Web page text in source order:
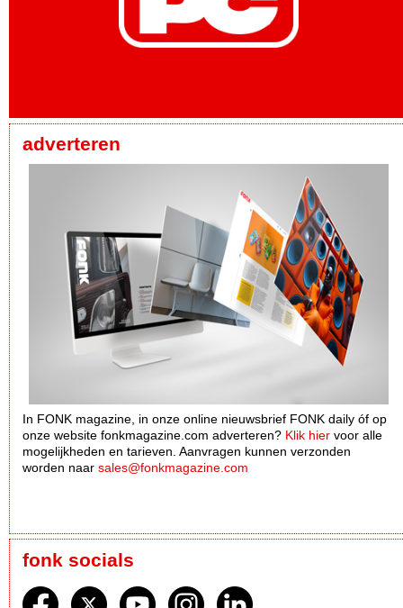
adverteren
In FONK magazine, in onze online nieuwsbrief FONK daily óf op
onze website fonkmagazine.com adverteren? Klik hier voor alle
mogelijkheden en tarieven. Aanvragen kunnen verzonden
worden naar sales@fonkmagazine.com
fonk socials